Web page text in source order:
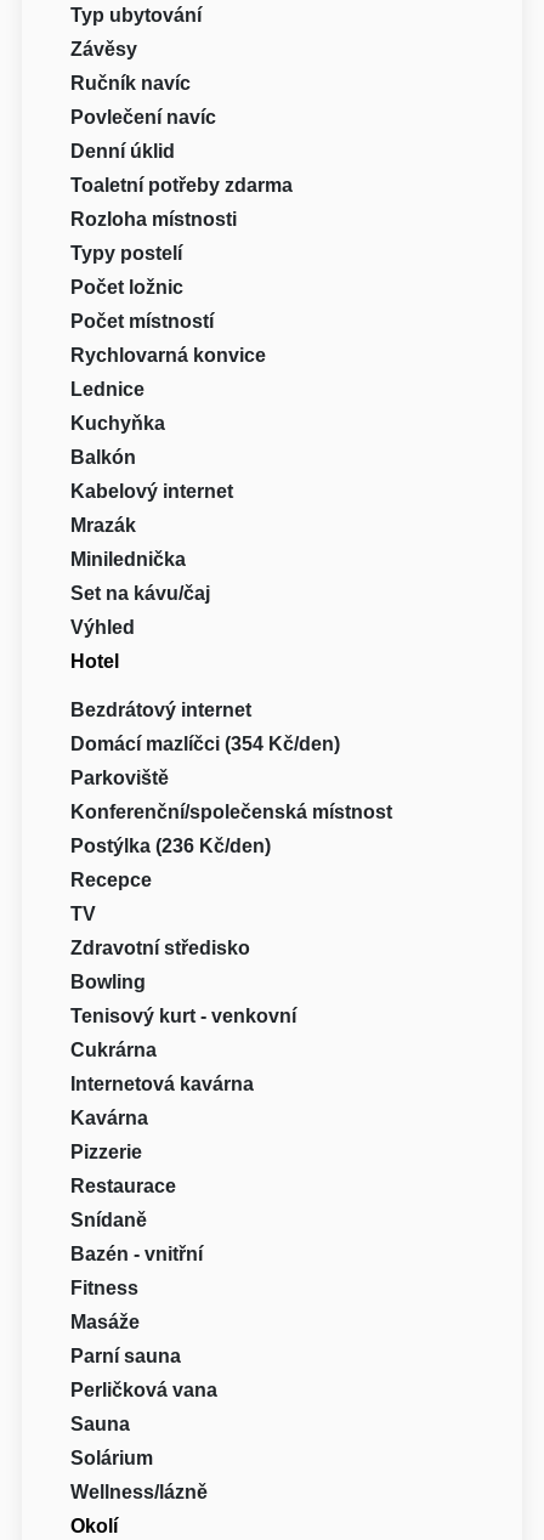
Typ ubytování
Závěsy
Ručník navíc
Povlečení navíc
Denní úklid
Toaletní potřeby zdarma
Rozloha místnosti
Typy postelí
Počet ložnic
Počet místností
Rychlovarná konvice
Lednice
Kuchyňka
Balkón
Kabelový internet
Mrazák
Minilednička
Set na kávu/čaj
Výhled
Hotel
Bezdrátový internet
Domácí mazlíčci (354 Kč/den)
Parkoviště
Konferenční/společenská místnost
Postýlka (236 Kč/den)
Recepce
TV
Zdravotní středisko
Bowling
Tenisový kurt - venkovní
Cukrárna
Internetová kavárna
Kavárna
Pizzerie
Restaurace
Snídaně
Bazén - vnitřní
Fitness
Masáže
Parní sauna
Perličková vana
Sauna
Solárium
Wellness/lázně
Okolí